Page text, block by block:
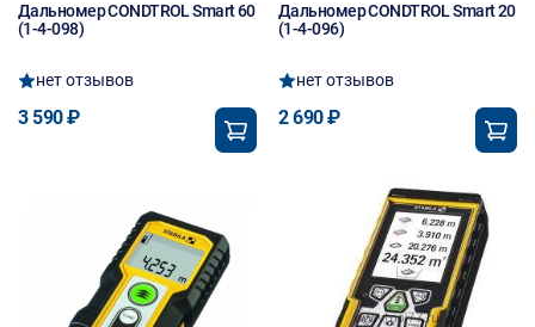
Дальномер CONDTROL Smart 60
(1-4-098)
нет отзывов
3 590 ₽
Дальномер CONDTROL Smart 20
(1-4-096)
нет отзывов
2 690 ₽